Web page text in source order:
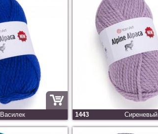
Василек 1443 Сиреневый